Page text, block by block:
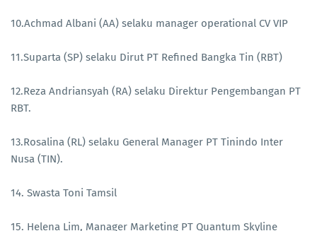
10.Achmad Albani (AA) selaku manager operational CV VIP
11.Suparta (SP) selaku Dirut PT Refined Bangka Tin (RBT)
12.Reza Andriansyah (RA) selaku Direktur Pengembangan PT
RBT.
13.Rosalina (RL) selaku General Manager PT Tinindo Inter
Nusa (TIN).
14. Swasta Toni Tamsil
15. Helena Lim, Manager Marketing PT Quantum Skyline